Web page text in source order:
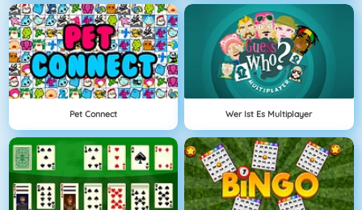
Pet Connect Wer Ist Es Multiplayer